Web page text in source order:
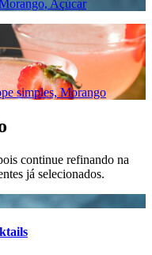
Açúcar
simples, Morango
continue refinando na
já selecionados.